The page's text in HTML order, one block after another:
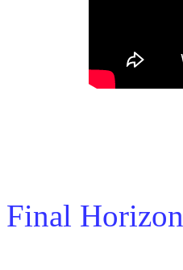
Final Horizon